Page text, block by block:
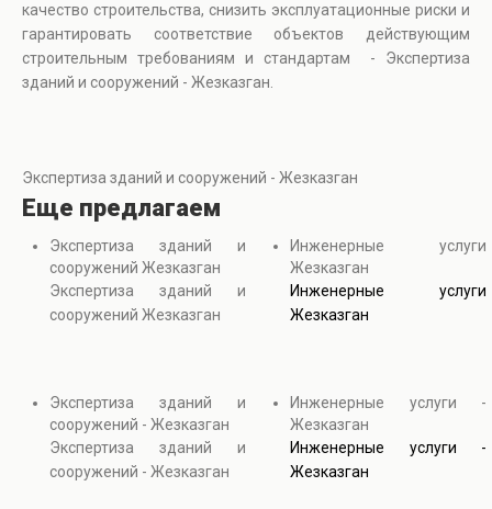
качество строительства, снизить эксплуатационные риски и
гарантировать соответствие объектов действующим
строительным требованиям и стандартам - Экспертиза
зданий и сооружений - Жезказган.
Экспертиза зданий и сооружений - Жезказган
Еще предлагаем
Экспертиза зданий и
сооружений Жезказган
Экспертиза зданий и
сооружений Жезказган
Экспертиза зданий и
сооружений - Жезказган
Экспертиза зданий и
сооружений - Жезказган
Инженерные услуги
Жезказган
Инженерные услуги
Жезказган
Инженерные услуги -
Жезказган
Инженерные услуги -
Жезказган